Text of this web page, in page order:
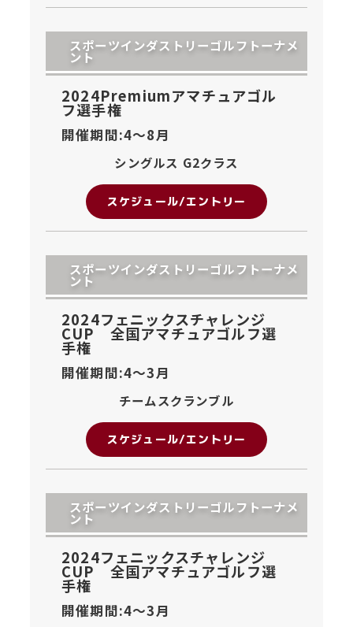
スポーツインダストリーゴルフトーナメ
ント
2024Premiumアマチュアゴル
フ選手権
開催期間:4〜8月
シングルス G2クラス
スケジュール/エントリー
スポーツインダストリーゴルフトーナメ
ント
2024フェニックスチャレンジ
CUP 全国アマチュアゴルフ選
手権
開催期間:4〜3月
チームスクランブル
スケジュール/エントリー
スポーツインダストリーゴルフトーナメ
ント
2024フェニックスチャレンジ
CUP 全国アマチュアゴルフ選
手権
開催期間:4〜3月